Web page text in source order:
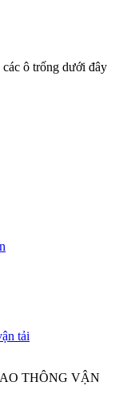
ô trống dưới đây